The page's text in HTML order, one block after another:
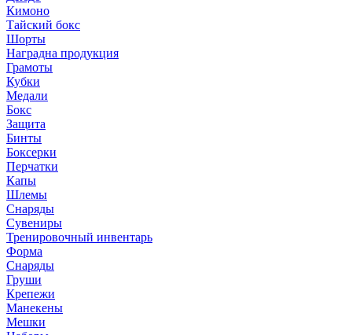
Кимоно
Тайский бокс
Шорты
Наградна продукция
Грамоты
Кубки
Медали
Бокс
Защита
Бинты
Боксерки
Перчатки
Капы
Шлемы
Снаряды
Сувениры
Тренировочный инвентарь
Форма
Снаряды
Груши
Крепежи
Манекены
Мешки